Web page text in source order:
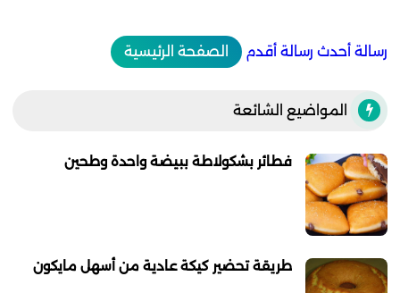
رسالة أحدث رسالة أقدم الصفحة الرئيسية
المواضيع الشائعة
فطائر بشكولاطة ببيضة واحدة وطحين
طريقة تحضير كيكة عادية من أسهل مايكون